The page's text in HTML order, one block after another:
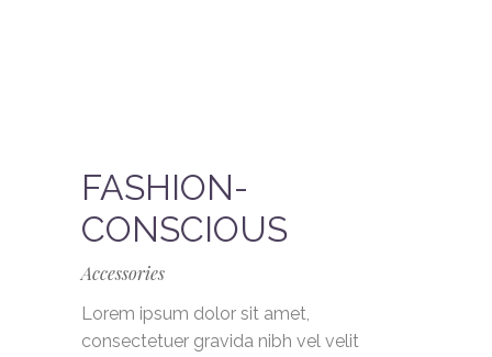
FASHION-
CONSCIOUS
Accessories
Lorem ipsum dolor sit amet,
consectetuer gravida nibh vel velit